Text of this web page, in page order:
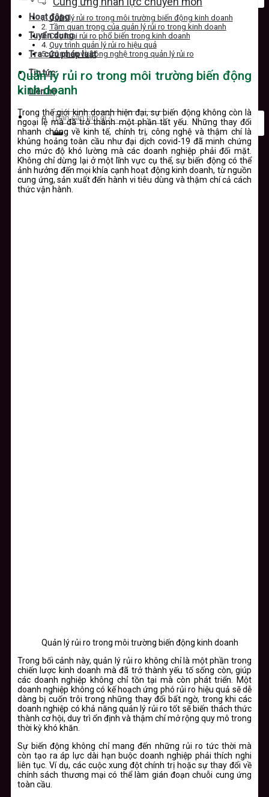
Hoạt động
Tuyển dụng
Tra cứu pháp luật
Tin tức
Liên hệ
Quản lý rủi ro trong môi trường biến động kinh doanh
Tầm quan trọng của quản lý rủi ro trong kinh doanh
Các loại rủi ro phổ biến trong kinh doanh
Quy trình quản lý rủi ro hiệu quả
Công cụ và công nghệ trong quản lý rủi ro
Quản lý rủi ro trong môi trường biến động
kinh doanh
Trong thế giới kinh doanh hiện đại, sự biến động không còn là
ngoại lệ mà đã trở thành một phần tất yếu. Những thay đổi
nhanh chóng về kinh tế, chính trị, công nghệ và thậm chí là
khủng hoảng toàn cầu như đại dịch covid-19 đã minh chứng
cho mức độ khó lường mà các doanh nghiệp phải đối mặt.
Không chỉ dừng lại ở một lĩnh vực cụ thể, sự biến động có thể
ảnh hưởng đến mọi khía cạnh hoạt động kinh doanh, từ nguồn
cung ứng, sản xuất đến hành vi tiêu dùng và thậm chí cả cách
thức vận hành.
Quản lý rủi ro trong môi trường biến động kinh doanh
Trong bối cảnh này, quản lý rủi ro không chỉ là một phần trong
chiến lược kinh doanh mà đã trở thành yếu tố sống còn, giúp
các doanh nghiệp không chỉ tồn tại mà còn phát triển. Một
doanh nghiệp không có kế hoạch ứng phó rủi ro hiệu quả sẽ dễ
dàng bị cuốn trôi trong những thay đổi bất ngờ, trong khi các
doanh nghiệp có khả năng quản lý rủi ro tốt sẽ biến thách thức
thành cơ hội, duy trì ổn định và thậm chí mở rộng quy mô trong
thời kỳ khó khăn.
Sự biến động không chỉ mang đến những rủi ro tức thời mà
còn tạo ra áp lực dài hạn buộc doanh nghiệp phải thích nghi
liên tục. Ví dụ, các cuộc xung đột chính trị hoặc sự thay đổi về
chính sách thương mại có thể làm gián đoạn chuỗi cung ứng
toàn cầu.